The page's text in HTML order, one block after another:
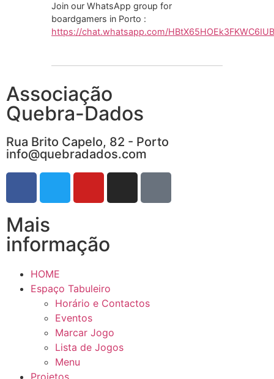
Join our WhatsApp group for
boardgamers in Porto :
https://chat.whatsapp.com/
Associação
Quebra-Dados
Rua Brito Capelo, 82 - Porto
info@quebradados.com
Mais
informação
HOME
Espaço Tabuleiro
Horário e Contactos
Eventos
Marcar Jogo
Lista de Jogos
Menu
Projetos